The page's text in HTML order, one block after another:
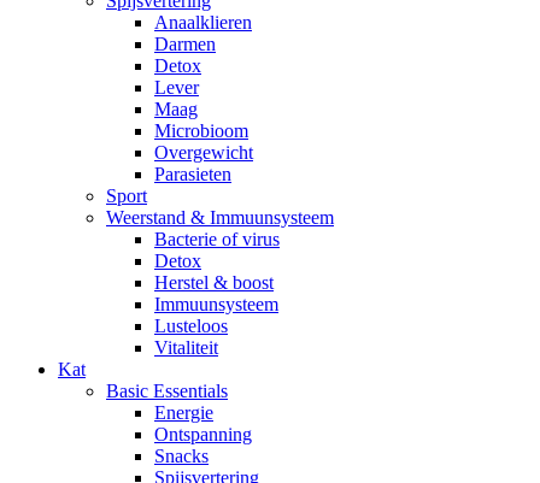
Anaalklieren
Darmen
Detox
Lever
Maag
Microbioom
Overgewicht
Parasieten
Sport
Weerstand & Immuunsysteem
Bacterie of virus
Detox
Herstel & boost
Immuunsysteem
Lusteloos
Vitaliteit
Kat
Basic Essentials
Energie
Ontspanning
Snacks
Spijsvertering